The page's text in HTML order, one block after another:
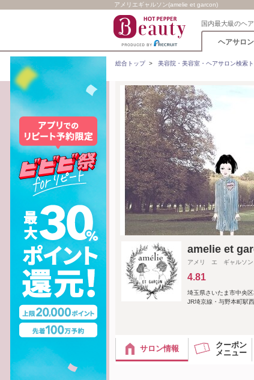
アメリエギャルソン(amelie et garcon)
国内最大級のヘ
ヘアサロン
総合トップ> 美容院・美容室・ヘアサロン検索
amelie et
アメリ エ ギャルソン
4.81
埼玉県さいたま市中央
JR埼京線・与野本町駅
サロン情報
クーポン
メニュー